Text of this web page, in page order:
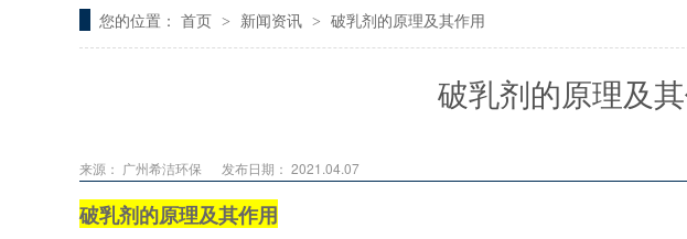
您的位置： 首页 > 新闻资讯 > 破乳剂的原理及其作用
破乳剂的原理及
来源： 广州希洁环保 发布日期： 2021.04.07
破乳剂的原理及其作用